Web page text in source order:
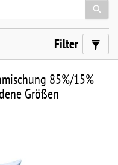
Filter
85%/15%
Größen